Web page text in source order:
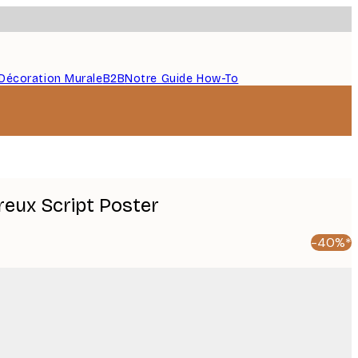
MuraleB2BNotre Guide How-To
Script Poster
-40%*